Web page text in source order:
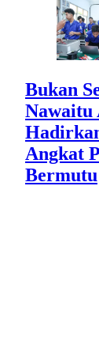
Bukan
Nawaitu
Angkat
Bermutu